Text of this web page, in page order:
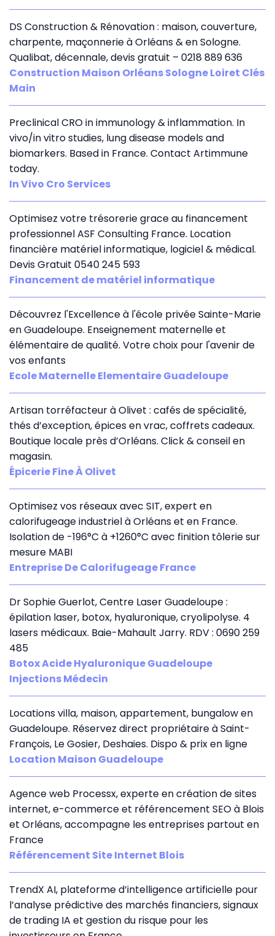
DS Construction & Rénovation : maison, couverture,
charpente, maçonnerie à Orléans & en Sologne.
Qualibat, décennale, devis gratuit – 0218 889 636
Construction Maison Orléans Sologne Loiret Clés
Main
Preclinical CRO in immunology & inflammation. In
vivo/in vitro studies, lung disease models and
biomarkers. Based in France. Contact Artimmune
today.
In Vivo Cro Services
Optimisez votre trésorerie grace au financement
professionnel ASF Consulting France. Location
financière matériel informatique, logiciel & médical.
Devis Gratuit 0540 245 593
Financement de matériel informatique
Découvrez l'Excellence à l'école privée Sainte-Marie
en Guadeloupe. Enseignement maternelle et
élémentaire de qualité. Votre choix pour l'avenir de
vos enfants
Ecole Maternelle Elementaire Guadeloupe
Artisan torréfacteur à Olivet : cafés de spécialité,
thés d’exception, épices en vrac, coffrets cadeaux.
Boutique locale près d’Orléans. Click & conseil en
magasin.
Épicerie Fine À Olivet
Optimisez vos réseaux avec SIT, expert en
calorifugeage industriel à Orléans et en France.
Isolation de -196°C à +1260°C avec finition tôlerie sur
mesure MABI
Entreprise De Calorifugeage France
Dr Sophie Guerlot, Centre Laser Guadeloupe :
épilation laser, botox, hyaluronique, cryolipolyse. 4
lasers médicaux. Baie-Mahault Jarry. RDV : 0690 259
485
Botox Acide Hyaluronique Guadeloupe
Injections Médecin
Locations villa, maison, appartement, bungalow en
Guadeloupe. Réservez direct propriétaire à Saint-
François, Le Gosier, Deshaies. Dispo & prix en ligne
Location Maison Guadeloupe
Agence web Processx, experte en création de sites
internet, e-commerce et référencement SEO à Blois
et Orléans, accompagne les entreprises partout en
France
Référencement Site Internet Blois
TrendX AI, plateforme d’intelligence artificielle pour
l’analyse prédictive des marchés financiers, signaux
de trading IA et gestion du risque pour les